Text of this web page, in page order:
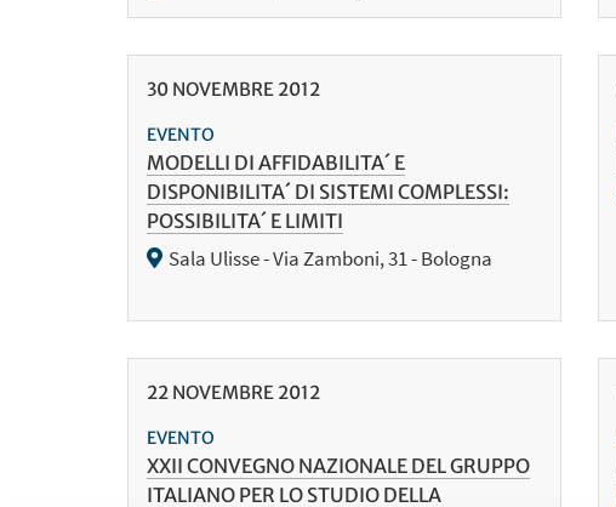
30NOVEMBRE 2012
EVENTO
MODELLI DI AFFIDABILITA´ E
DISPONIBILITA´ DI SISTEMI COMPLESSI:
POSSIBILITA´ E LIMITI
Sala Ulisse - Via Zamboni, 31 - Bologna
22NOVEMBRE 2012
EVENTO
XXII CONVEGNO NAZIONALE DEL GRUPPO
ITALIANO PER LO STUDIO DELLA